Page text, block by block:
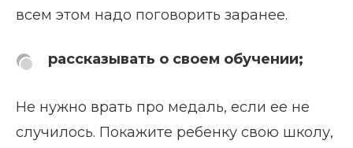
всем этом надо поговорить заранее.
рассказывать о своем обучении;
Не нужно врать про медаль, если ее не
случилось. Покажите ребенку свою школу,